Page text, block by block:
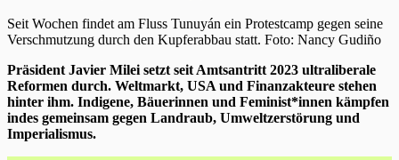
Seit Wochen findet am Fluss Tunuyán ein Protestcamp gegen seine
Verschmutzung durch den Kupferabbau statt. Foto: Nancy Gudiño
Präsident Javier Milei setzt seit Amtsantritt 2023 ultraliberale
Reformen durch. Weltmarkt, USA und Finanzakteure stehen
hinter ihm. Indigene, Bäuerinnen und Feminist*innen kämpfen
indes gemeinsam gegen Landraub, Umweltzerstörung und
Imperialismus.